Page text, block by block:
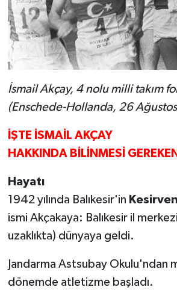
İsmail Akçay, 4 nolu milli takım
(Enschede-Hollanda, 26
İŞTE İSMAİL AKÇAY
HAKKINDA BİLİNMESİ
Hayatı
1942 yılında Balıkesir'in Kesirven
ismi Akçakaya: Balıkesir il
uzaklıkta) dünyaya geldi.
Jandarma Astsubay Okulu'ndan
dönemde atletizme başladı.